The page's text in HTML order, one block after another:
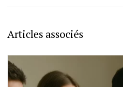
Articles associés